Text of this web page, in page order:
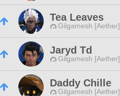
Tea Leaves
Gilgamesh [Aether]
Jaryd Td
Gilgamesh [Aether]
Daddy Chille
Gilgamesh [Aether]